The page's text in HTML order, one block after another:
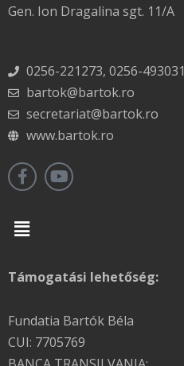
Gen. Ion Dragalina sgt. 11/A
0256-221273, 0256-493031
bartok@bartok.ro
secretariat@bartok.ro
www.bartok.ro
Menu
Támogatási lehetőség:
Fundatia Bartók Béla
CUI: 7705769